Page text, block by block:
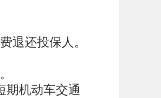
退还投保人。
期机动车交通